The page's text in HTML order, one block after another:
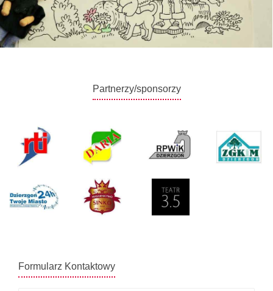
Partnerzy/sponsorzy
Formularz Kontaktowy